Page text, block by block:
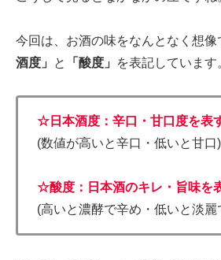
今回は、お酒の味をなんとなく想像
酒度」
と 「酸度」 を表記しています
☆日本酒度：辛口・甘口度を表
(数値が高いと辛口・低いと甘口)
☆酸度：日本酒のキレ・旨味を
(高いと濃酵で辛め・低いと淡麗